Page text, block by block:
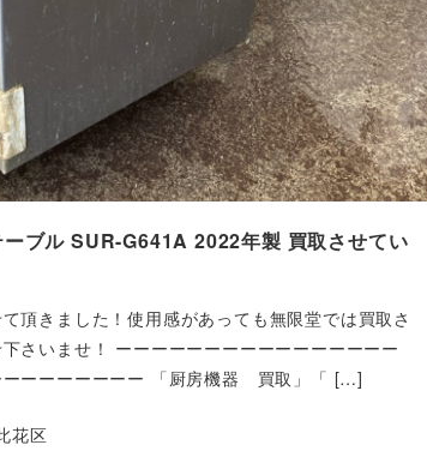
ブル SUR-G641A 2022年製 買取させてい
頂きました！使用感があっても無限堂では買取さ
さいませ！ ーーーーーーーーーーーーーーーー
ーーーーーーーー 「厨房機器 買取」「 […]
花区